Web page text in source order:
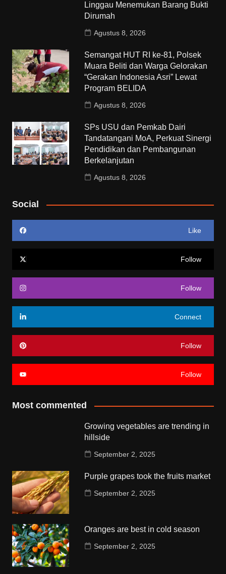
Linggau Menemukan Barang Bukti
Dirumah
Agustus 8, 2026
Semangat HUT RI ke-81, Polsek
Muara Beliti dan Warga Gelorakan
“Gerakan Indonesia Asri” Lewat
Program BELIDA
Agustus 8, 2026
SPs USU dan Pemkab Dairi
Tandatangani MoA, Perkuat Sinergi
Pendidikan dan Pembangunan
Berkelanjutan
Agustus 8, 2026
Social
Like
Follow
Follow
Connect
Follow
Follow
Most commented
Growing vegetables are trending in
hillside
September 2, 2025
Purple grapes took the fruits market
September 2, 2025
Oranges are best in cold season
September 2, 2025